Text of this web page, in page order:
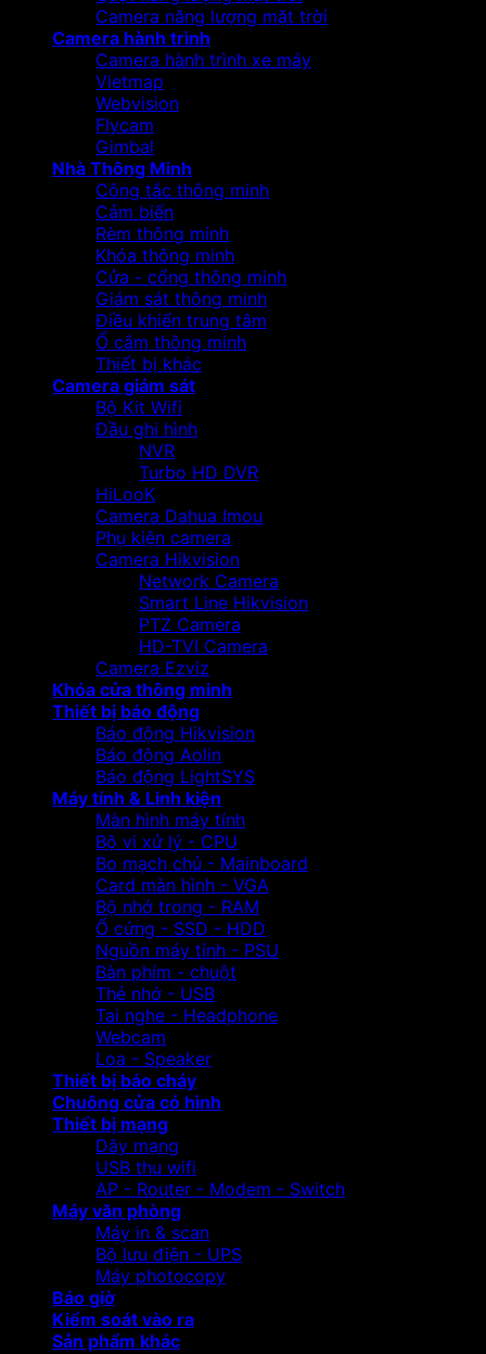
Camera năng lượng mặt trời
Camera hành trình
Camera hành trình xe máy
Vietmap
Webvision
Flycam
Gimbal
Nhà Thông Minh
Công tắc thông minh
Cảm biến
Rèm thông minh
Khóa thông minh
Cửa - cổng thông minh
Giám sát thông minh
Điều khiển trung tâm
Ổ cắm thông minh
Thiết bị khác
Camera giám sát
Bộ Kit Wifi
Đầu ghi hình
NVR
Turbo HD DVR
HiLooK
Camera Dahua Imou
Phụ kiện camera
Camera Hikvision
Network Camera
Smart Line Hikvision
PTZ Camera
HD-TVI Camera
Camera Ezviz
Khóa cửa thông minh
Thiết bị báo động
Báo động Hikvision
Báo động Aolin
Báo động LightSYS
Máy tính & Linh kiện
Màn hình máy tính
Bộ vi xử lý - CPU
Bo mạch chủ - Mainboard
Card màn hình - VGA
Bộ nhớ trong - RAM
Ổ cứng - SSD - HDD
Nguồn máy tính - PSU
Bàn phím - chuột
Thẻ nhớ - USB
Tai nghe - Headphone
Webcam
Loa - Speaker
Thiết bị báo cháy
Chuông cửa có hình
Thiết bị mạng
Dây mạng
USB thu wifi
AP - Router - Modem - Switch
Máy văn phòng
Máy in & scan
Bộ lưu điện - UPS
Máy photocopy
Báo giờ
Kiểm soát vào ra
Sản phẩm khác